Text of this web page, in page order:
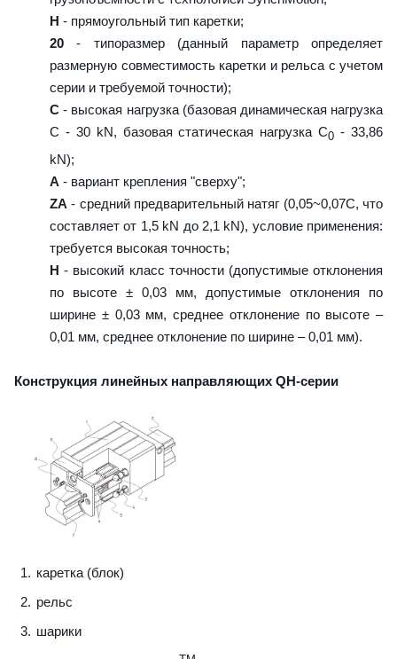
H - прямоугольный тип каретки;
20 - типоразмер (данный параметр определяет
размерную совместимость каретки и рельса с учетом
серии и требуемой точности);
C - высокая нагрузка (базовая динамическая нагрузка
C - 30 kN, базовая статическая нагрузка С0 - 33,86
kN);
A - вариант крепления "сверху";
ZA - средний предварительный натяг (0,05~0,07C, что
составляет от 1,5 kN до 2,1 kN), условие применения:
требуется высокая точность;
H - высокий класс точности (допустимые отклонения
по высоте ± 0,03 мм, допустимые отклонения по
ширине ± 0,03 мм, среднее отклонение по высоте –
0,01 мм, среднее отклонение по ширине – 0,01 мм).
Конструкция линейных направляющих QН-серии
каретка (блок)
рельс
шарики